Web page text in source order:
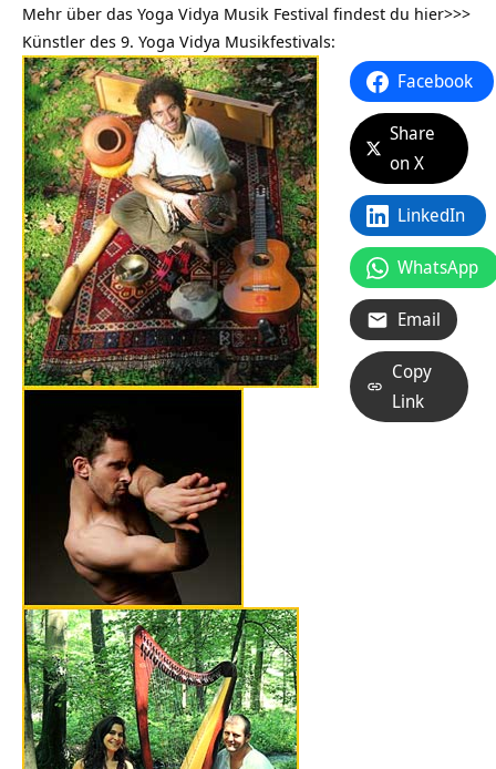
Mehr über das Yoga Vidya Musik Festival findest du hier>>>
Künstler des 9. Yoga Vidya Musikfestivals:
Facebook
Share
on X
LinkedIn
WhatsApp
Email
Copy
Link